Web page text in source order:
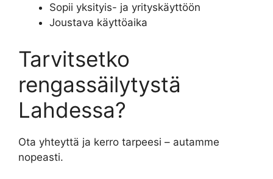
Sopii yksityis- ja yrityskäyttöön
Joustava käyttöaika
Tarvitsetko
rengassäilytystä
Lahdessa?
Ota yhteyttä ja kerro tarpeesi – autamme
nopeasti.